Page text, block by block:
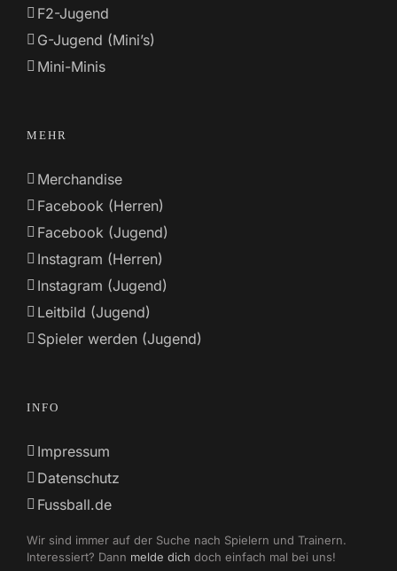
F2-Jugend
G-Jugend (Mini’s)
Mini-Minis
MEHR
Merchandise
Facebook (Herren)
Facebook (Jugend)
Instagram (Herren)
Instagram (Jugend)
Leitbild (Jugend)
Spieler werden (Jugend)
INFO
Impressum
Datenschutz
Fussball.de
Wir sind immer auf der Suche nach Spielern und Trainern.
Interessiert? Dann melde dich doch einfach mal bei uns!